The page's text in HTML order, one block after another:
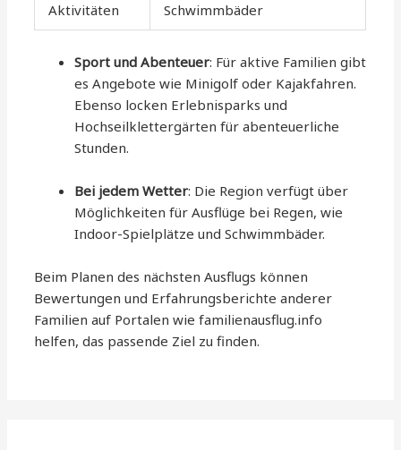
Aktivitäten
Schwimmbäder
Sport und Abenteuer: Für aktive Familien gibt
es Angebote wie Minigolf oder Kajakfahren.
Ebenso locken Erlebnisparks und
Hochseilklettergärten für abenteuerliche
Stunden.
Bei jedem Wetter: Die Region verfügt über
Möglichkeiten für Ausflüge bei Regen, wie
Indoor-Spielplätze und Schwimmbäder.
Beim Planen des nächsten Ausflugs können
Bewertungen und Erfahrungsberichte anderer
Familien auf Portalen wie familienausflug.info
helfen, das passende Ziel zu finden.